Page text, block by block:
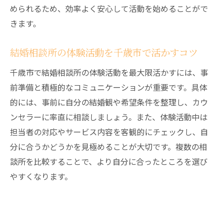
体験活動を通じて出会える理想のパートナ
ート力
婚活を叶える結婚相談所体験のメリットを
紹介
千歳市中央で体験できる結婚相談所の出会
い方
自分に合う結婚相談所選びの秘訣を体験活動か
ら探る
体験活動で自分に合う結婚相談所を見極め
る方法
められるため、効率よく安心して活動を始めることがで
きます。
結婚相談所の体験活動を千歳市で活かすコツ
千歳市で結婚相談所の体験活動を最大限活かすには、事
前準備と積極的なコミュニケーションが重要です。具体
的には、事前に自分の結婚観や希望条件を整理し、カウ
ンセラーに率直に相談しましょう。また、体験活動中は
担当者の対応やサービス内容を客観的にチェックし、自
分に合うかどうかを見極めることが大切です。複数の相
談所を比較することで、より自分に合ったところを選び
やすくなります。